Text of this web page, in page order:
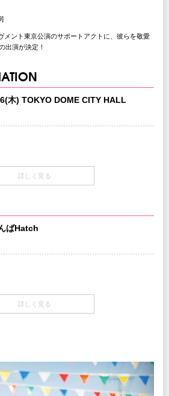
メント東京公演のサポートアクトに、彼らを敬愛
出演が決定！
木) TOKYO DOME CITY HALL
販売
詳しく見る
ばHatch
込/1Drink別）
別）
詳しく見る